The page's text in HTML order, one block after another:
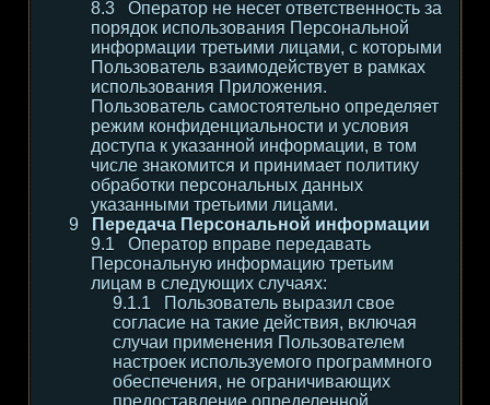
Оператор не несет ответственность за
порядок использования Персональной
информации третьими лицами, с которыми
Пользователь взаимодействует в рамках
использования Приложения.
Пользователь самостоятельно определяет
режим конфиденциальности и условия
доступа к указанной информации, в том
числе знакомится и принимает политику
обработки персональных данных
указанными третьими лицами.
Передача Персональной информации
Оператор вправе передавать
Персональную информацию третьим
лицам в следующих случаях:
Пользователь выразил свое
согласие на такие действия, включая
случаи применения Пользователем
настроек используемого программного
обеспечения, не ограничивающих
предоставление определенной